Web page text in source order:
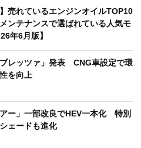
】売れているエンジンオイルTOP10
メンテナンスで選ばれている人気モ
年6月版】
レッツァ」発表 CNG車設定で環
を向上
アー」一部改良でHEV一本化 特別
ェードも進化